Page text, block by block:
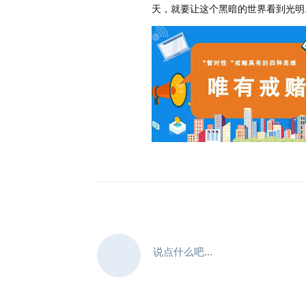
天，就要让这个黑暗的世界看到光
说点什么吧...